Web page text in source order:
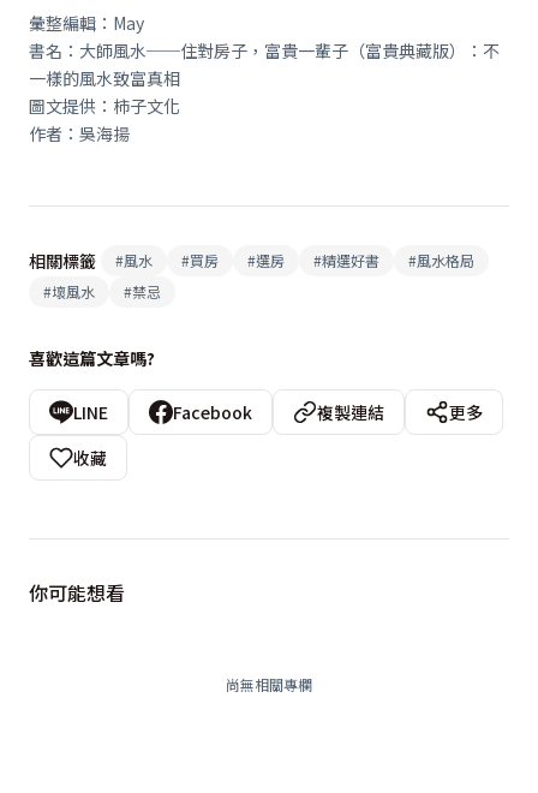
彙整編輯：May
書名：大師風水──住對房子，富貴一輩子（富貴典藏版）：不
一樣的風水致富真相
圖文提供：柿子文化
作者：吳海揚
相關標籤 #風水 #買房 #選房 #精選好書 #風水格局
#壞風水 #禁忌
喜歡這篇文章嗎?
LINE Facebook 複製連結
更多
收藏
你可能想看
尚無相關專欄